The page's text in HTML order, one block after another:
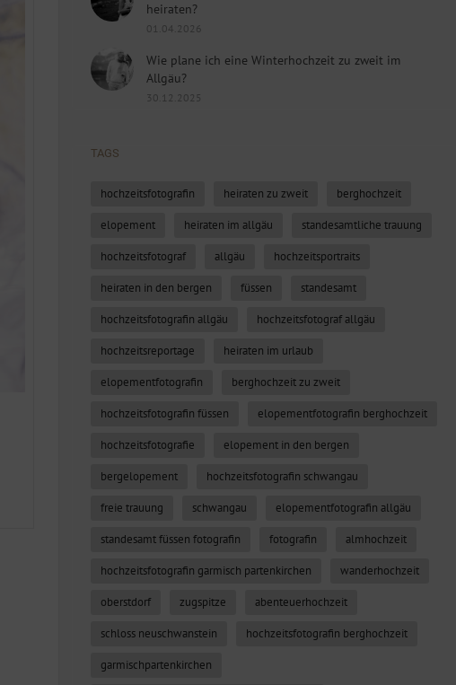
heiraten?
01.04.2026
Wie plane ich eine Winterhochzeit zu zweit im
Allgäu?
30.12.2025
TAGS
hochzeitsfotografin heiraten zu zweit berghochzeit
elopement heiraten im allgäu standesamtliche trauung
hochzeitsfotograf allgäu hochzeitsportraits
heiraten in den bergen füssen standesamt
hochzeitsfotografin allgäu hochzeitsfotograf allgäu
hochzeitsreportage heiraten im urlaub
elopementfotografin berghochzeit zu zweit
hochzeitsfotografin füssen elopementfotografin berghochzeit
hochzeitsfotografie elopement in den bergen
bergelopement hochzeitsfotografin schwangau
freie trauung schwangau elopementfotografin allgäu
standesamt füssen fotografin fotografin almhochzeit
hochzeitsfotografin garmisch partenkirchen wanderhochzeit
oberstdorf zugspitze abenteuerhochzeit
schloss neuschwanstein hochzeitsfotografin berghochzeit
garmischpartenkirchen